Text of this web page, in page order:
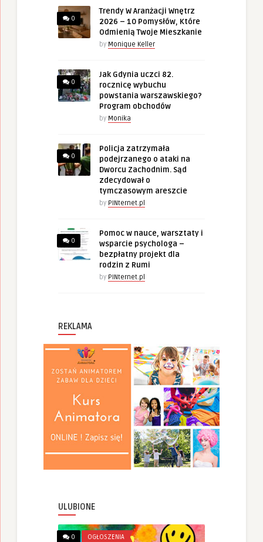
0
Trendy W Aranżacji Wnętrz
2026 – 10 Pomysłów, Które
Odmienią Twoje Mieszkanie
by Monique Keller
0
Jak Gdynia uczci 82.
rocznicę wybuchu
powstania warszawskiego?
Program obchodów
by Monika
0
Policja zatrzymała
podejrzanego o ataki na
Dworcu Zachodnim. Sąd
zdecydował o
tymczasowym areszcie
by PINternet.pl
0
Pomoc w nauce, warsztaty i
wsparcie psychologa –
bezpłatny projekt dla
rodzin z Rumi
by PINternet.pl
REKLAMA
ULUBIONE
0 OGŁOSZENIA